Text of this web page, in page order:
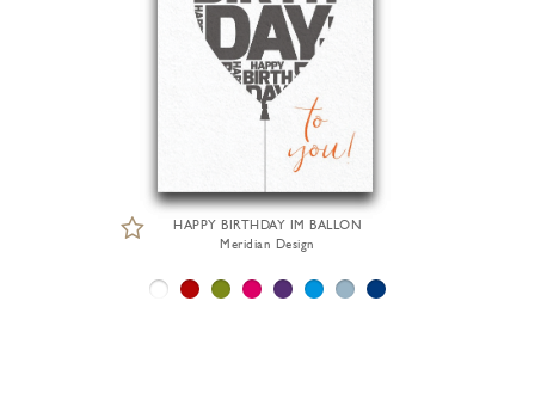
HAPPY BIRTHDAY IM BALLON
Meridian Design